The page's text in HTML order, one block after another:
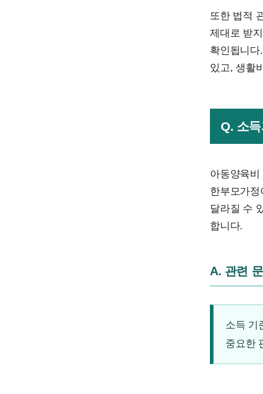
또한 법적
제대로 받
확인됩니
있고, 생활
Q. 소
아동양육
한부모가
달라질 수
합니다.
A. 관련
소득 기
중요한